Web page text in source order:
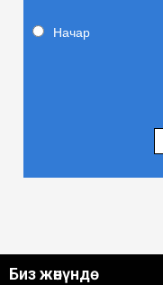
Начар
Биз жөнүндө